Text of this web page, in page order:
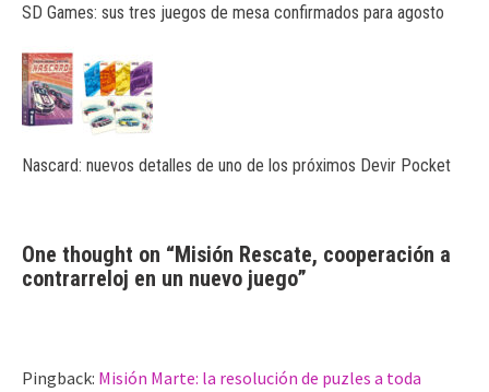
SD Games: sus tres juegos de mesa confirmados para agosto
Nascard: nuevos detalles de uno de los próximos Devir Pocket
One thought on “Misión Rescate, cooperación a
contrarreloj en un nuevo juego”
Pingback: Misión Marte: la resolución de puzles a toda